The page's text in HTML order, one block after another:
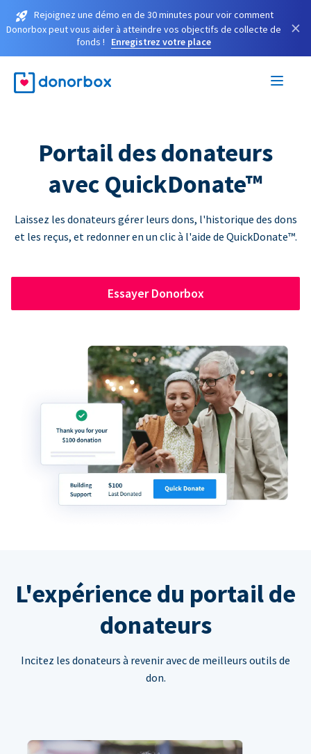
Rejoignez une démo en de 30 minutes pour voir comment
Donorbox peut vous aider à atteindre vos objectifs de collecte de
fonds !
Enregistrez votre place
×
Portail des donateurs
avec QuickDonate™
Laissez les donateurs gérer leurs dons, l'historique des dons
et les reçus, et redonner en un clic à l'aide de QuickDonate™.
Essayer Donorbox
L'expérience du portail de
donateurs
Incitez les donateurs à revenir avec de meilleurs outils de
don.